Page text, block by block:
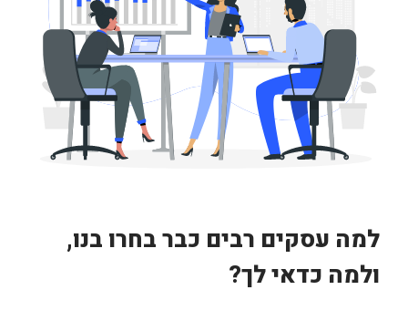
למה עסקים רבים כבר בחרו בנו,
ולמה כדאי לך?